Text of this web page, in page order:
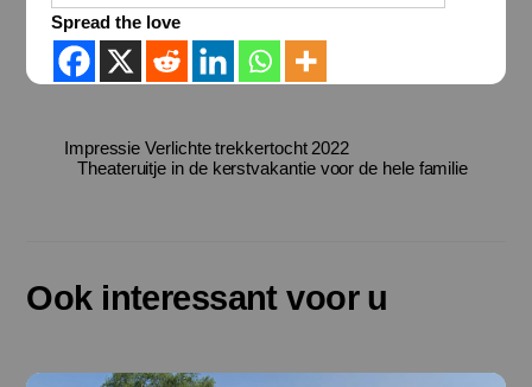
Spread the love
Impressie Verlichte trekkertocht 2022
Theateruitje in de kerstvakantie voor de hele familie
Ook interessant voor u